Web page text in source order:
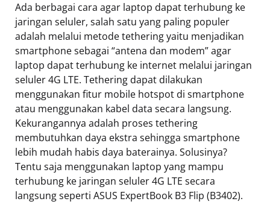
Ada berbagai cara agar laptop dapat terhubung ke
jaringan seluler, salah satu yang paling populer
adalah melalui metode tethering yaitu menjadikan
smartphone sebagai “antena dan modem” agar
laptop dapat terhubung ke internet melalui jaringan
seluler 4G LTE. Tethering dapat dilakukan
menggunakan fitur mobile hotspot di smartphone
atau menggunakan kabel data secara langsung.
Kekurangannya adalah proses tethering
membutuhkan daya ekstra sehingga smartphone
lebih mudah habis daya baterainya. Solusinya?
Tentu saja menggunakan laptop yang mampu
terhubung ke jaringan seluler 4G LTE secara
langsung seperti ASUS ExpertBook B3 Flip (B3402).